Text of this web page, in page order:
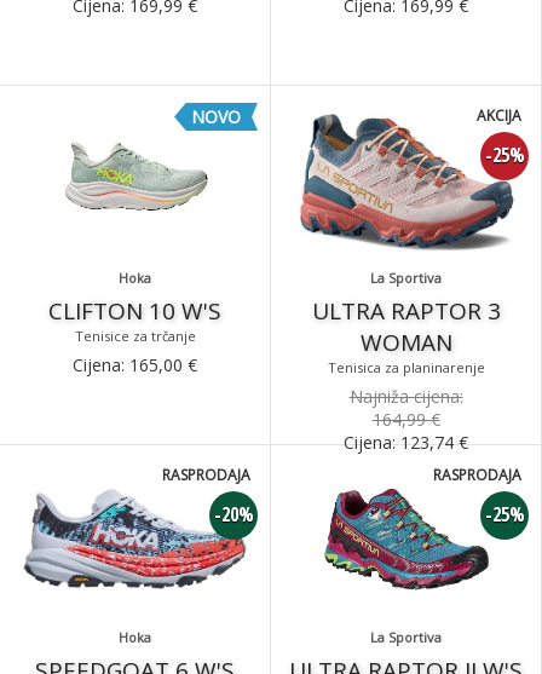
Cijena: 169,99 € Cijena: 169,99 €
Hoka
CLIFTON 10 W'S
Tenisice za trčanje
NOVO
Cijena: 165,00 €
La Sportiva
ULTRA RAPTOR 3
WOMAN
Tenisica za planinarenje
-25%
AKCIJA
Najniža cijena:
164,99 €
Cijena:123,74€
Hoka
-20%
RASPRODAJA
La Sportiva
-25%
RASPRODAJA